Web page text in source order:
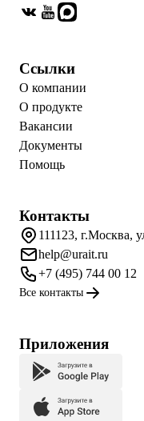
Ссылки
О компании
О продукте
Вакансии
Документы
Помощь
Контакты
111123, г.Москва,
help@urait.ru
+7 (495) 744 00 12
Все контакты
Приложения